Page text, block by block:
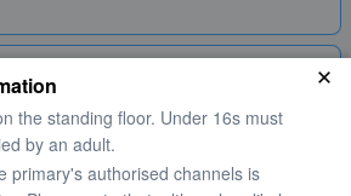
249 US$
the standing floor. Under 16s must
by an adult.
primary's authorised channels is